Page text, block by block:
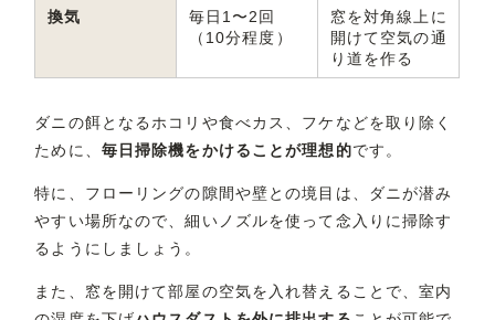
換気
毎日1〜2回
（10分程度）
窓を対角線上に
開けて空気の通
り道を作る
ダニの餌となるホコリや食べカス、フケなどを取り除く
ために、 毎日掃除機をかけることが理想的です。
特に、フローリングの隙間や壁との境目は、ダニが潜み
やすい場所なので、細いノズルを使って念入りに掃除す
るようにしましょう。
また、窓を開けて部屋の空気を入れ替えることで、室内